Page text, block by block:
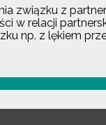
związku z
w relacji
np. z lękiem